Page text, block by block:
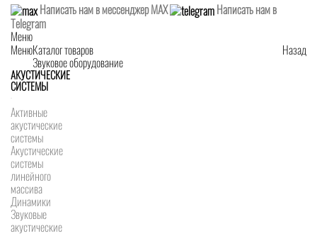
Написать нам в мессенджер MAX
Написать нам в
Telegram
Меню
Меню Назад
Каталог товаров
Звуковое оборудование
АКУСТИЧЕСКИЕ
СИСТЕМЫ
Активные
акустические
системы
Акустические
системы
линейного
массива
Динамики
Звуковые
акустические